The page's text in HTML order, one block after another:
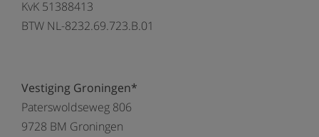
KvK 51388413
BTW NL-8232.69.723.B.01
Vestiging Groningen*
Paterswoldseweg 806
9728 BM Groningen